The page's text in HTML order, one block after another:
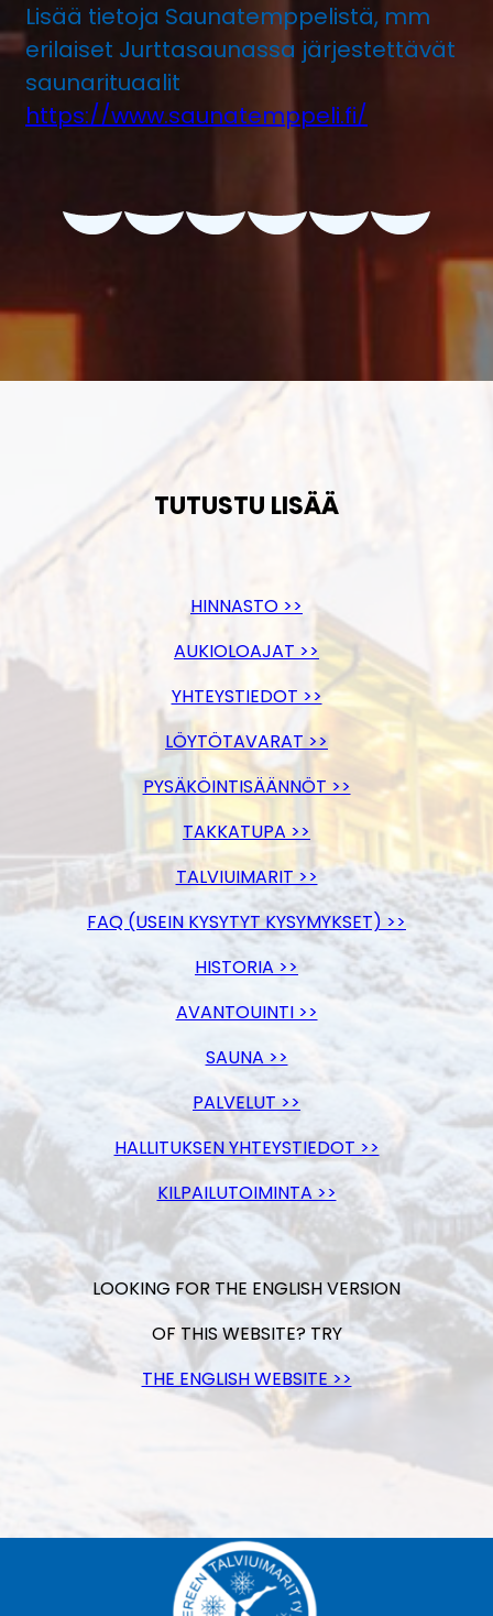
Lisää tietoja Saunatemppelistä, mm
erilaiset Jurttasaunassa järjestettävät
saunarituaalit
https://www.saunatemppeli.fi/
TUTUSTU LISÄÄ
HINNASTO >>
AUKIOLOAJAT >>
YHTEYSTIEDOT >>
LÖYTÖTAVARAT >>
PYSÄKÖINTISÄÄNNÖT >>
TAKKATUPA >>
TALVIUIMARIT >>
FAQ (USEIN KYSYTYT KYSYMYKSET) >>
HISTORIA >>
AVANTOUINTI >>
SAUNA >>
PALVELUT >>
HALLITUKSEN YHTEYSTIEDOT >>
KILPAILUTOIMINTA >>
LOOKING FOR THE ENGLISH VERSION
OF THIS WEBSITE? TRY
THE ENGLISH WEBSITE >>